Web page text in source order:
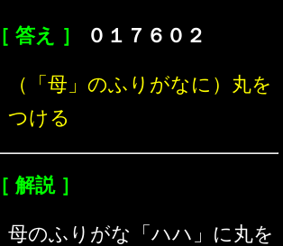
［ 答え ］ ０１７６０２
（「母」のふりがなに）丸を
つける
［ 解説 ］
母のふりがな「ハハ」に丸を